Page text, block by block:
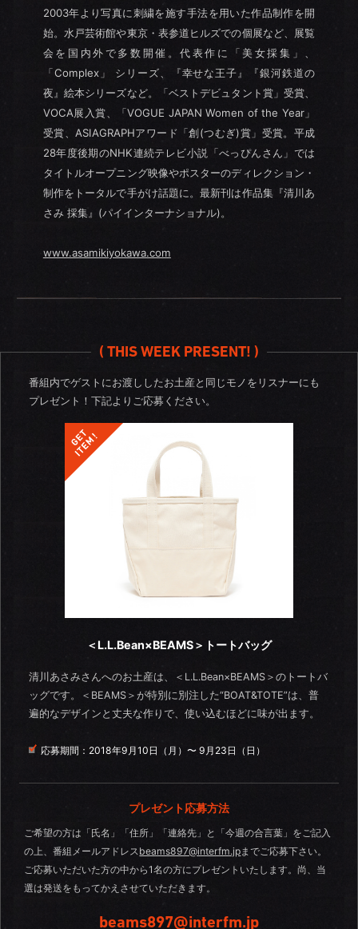
2003年より写真に刺繍を施す手法を用いた作品制作を開
始。水戸芸術館や東京・表参道ヒルズでの個展など、展覧
会を国内外で多数開催。代表作に「美女採集」、
「Complex」 シリーズ、『幸せな王子』『銀河鉄道の
夜』絵本シリーズなど。「ベストデビュタント賞」受賞、
VOCA展入賞、「VOGUE JAPAN Women of the Year」
受賞、ASIAGRAPHアワード「創(つむぎ)賞」受賞。平成
28年度後期のNHK連続テレビ小説「べっぴんさん」では
タイトルオープニング映像やポスターのディレクション・
制作をトータルで手がけ話題に。最新刊は作品集『清川あ
さみ 採集』(パイインターナショナル)。
www.asamikiyokawa.com
( THIS WEEK PRESENT! )
番組内でゲストにお渡ししたお土産と同じモノをリスナーにも
プレゼント！下記よりご応募ください。
＜L.L.Bean×BEAMS＞トートバッグ
清川あさみさんへのお土産は、＜L.L.Bean×BEAMS＞のトートバ
ッグです。＜BEAMS＞が特別に別注した“BOAT&TOTE”は、普
遍的なデザインと丈夫な作りで、使い込むほどに味が出ます。
応募期間： 2018年9月10日（月）〜 9月23日（日）
プレゼント応募方法
ご希望の方は「氏名」「住所」「連絡先」と「今週の合言葉」をご記入
の上、番組メールアドレス beams897@interfm.jpまでご応募下さい。
ご応募いただいた方の中から1名の方にプレゼントいたします。尚、当
選は発送をもってかえさせていただきます。
beams897@interfm.jp